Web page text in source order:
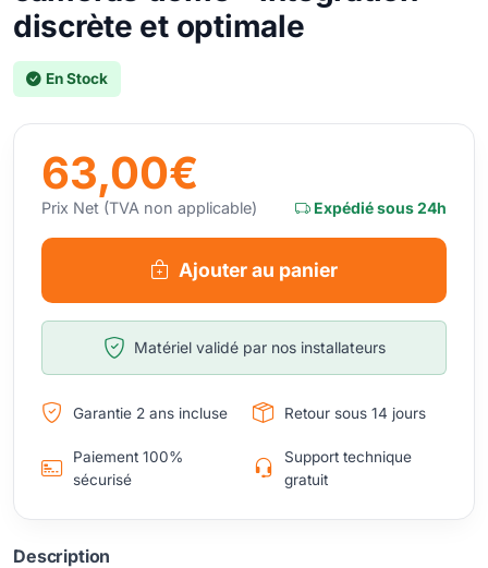
discrète et optimale
En Stock
63,00€
Prix Net (TVA non applicable) Expédié sous 24h
Ajouter au panier
Matériel validé par nos installateurs
Garantie 2 ans incluse Retour sous 14 jours
Paiement 100%
sécurisé
Support technique
gratuit
Description